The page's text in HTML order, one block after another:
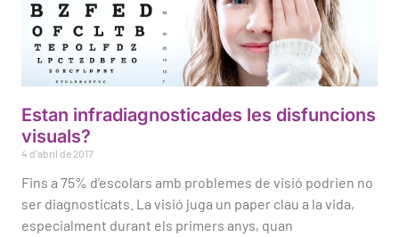
Estan infradiagnosticades les disfuncions
visuals?
4 d'abril de 2017
Fins a 75% d'escolars amb problemes de visió podrien no
ser diagnosticats. La visió juga un paper clau a la vida,
especialment durant els primers anys, quan